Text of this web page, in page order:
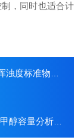
，同时也适合计
2000NTU100mL
：0.5mol/L500mL